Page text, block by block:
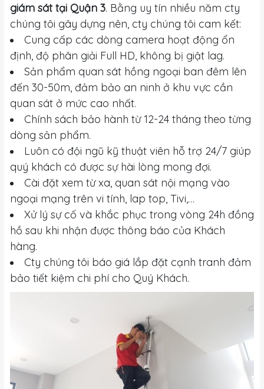
giám sát tại Quận 3. Bằng uy tín nhiều năm cty
chúng tôi gây dựng nên, cty chúng tôi cam kết:
Cung cấp các dòng camera hoạt động ổn
định, độ phân giải Full HD, không bị giật lag.
Sản phẩm quan sát hồng ngoại ban đêm lên
đến 30-50m, đảm bảo an ninh ở khu vực cần
quan sát ở mức cao nhất.
Chính sách bảo hành từ 12-24 tháng theo từng
dòng sản phẩm.
Luôn có đội ngũ kỹ thuật viên hỗ trợ 24/7 giúp
quý khách có được sự hài lòng mong đợi.
Cài đặt xem từ xa, quan sát nội mạng vào
ngoại mạng trên vi tính, lap top, Tivi,…
Xử lý sự cố và khắc phục trong vòng 24h đồng
hồ sau khi nhận được thông báo của Khách
hàng.
Cty chúng tôi báo giá lắp đặt cạnh tranh đảm
bảo tiết kiệm chi phí cho Quý Khách.